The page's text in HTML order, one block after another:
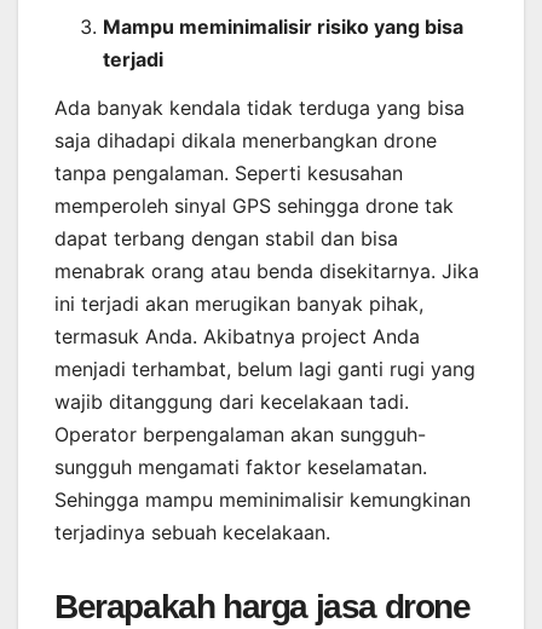
Mampu meminimalisir risiko yang bisa
terjadi
Ada banyak kendala tidak terduga yang bisa
saja dihadapi dikala menerbangkan drone
tanpa pengalaman. Seperti kesusahan
memperoleh sinyal GPS sehingga drone tak
dapat terbang dengan stabil dan bisa
menabrak orang atau benda disekitarnya. Jika
ini terjadi akan merugikan banyak pihak,
termasuk Anda. Akibatnya project Anda
menjadi terhambat, belum lagi ganti rugi yang
wajib ditanggung dari kecelakaan tadi.
Operator berpengalaman akan sungguh-
sungguh mengamati faktor keselamatan.
Sehingga mampu meminimalisir kemungkinan
terjadinya sebuah kecelakaan.
Berapakah harga jasa drone